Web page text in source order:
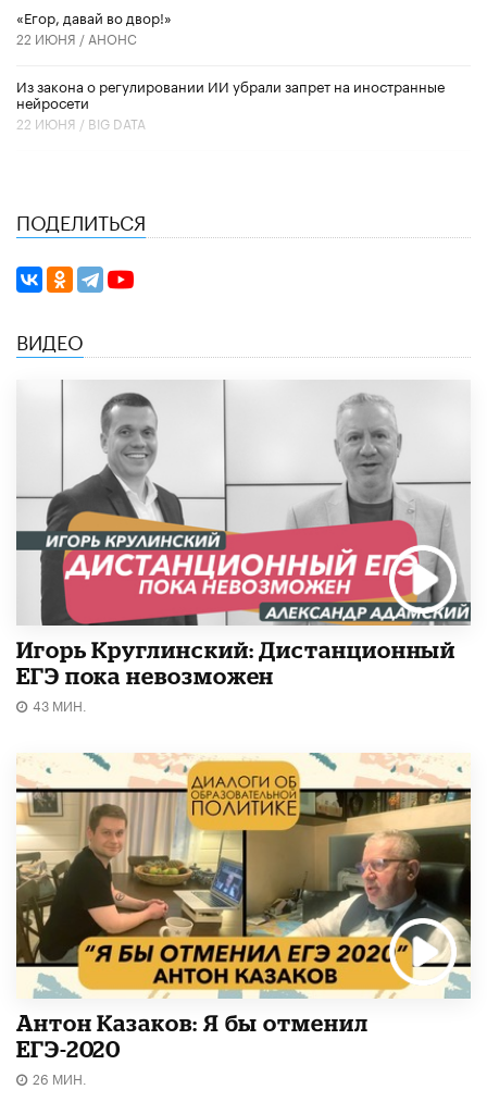
«Егор, давай во двор!»
22 ИЮНЯ / АНОНС
Из закона о регулировании ИИ убрали запрет на иностранные
нейросети
22 ИЮНЯ / BIG DATA
ПОДЕЛИТЬСЯ
ВИДЕО
Игорь Круглинский: Дистанционный
ЕГЭ пока невозможен
43 МИН.
Антон Казаков: Я бы отменил
ЕГЭ-2020
26 МИН.